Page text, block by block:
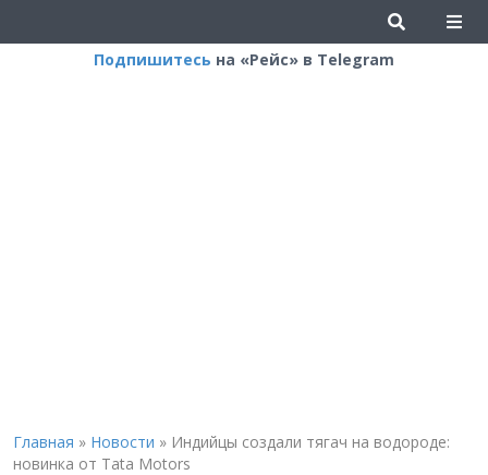
Подпишитесь на «Рейс» в Telegram
Главная » Новости » Индийцы создали тягач на водороде:
новинка от Tata Motors